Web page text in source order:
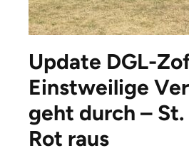
Update DGL-
Einstweilige
geht durch – St.
Rot raus